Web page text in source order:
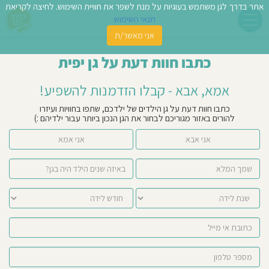
כתבו חוות דעת על גן יפית
אמא, אבא - קבלו הזדמנות להשפיע!
כתבו חוות דעת על גן הילדים של ילדכם, שתפו בחוויות ועיזרו
להורים באזור מגוריכם לבחור את הגן הנכון ביותר עבור ילדיהם :)
אני אמא אני אבא
אתר בדרך לגן משתמש בעוגיות על מנת לשפר את חוויית השימוש. לחיצה לקריאת
תנאי השימוש
אני מאשר/ת